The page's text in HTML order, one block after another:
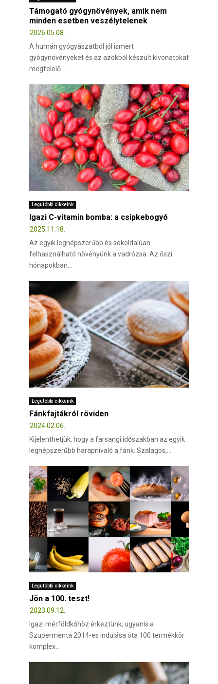
Támogató gyógynövények, amik nem
minden esetben veszélytelenek
2026.05.08.
A humán gyógyászatból jól ismert
gyógynövényeket és az azokból készült kivonatokat
megfelelő...
Legutóbbi cikkeink
Igazi C-vitamin bomba: a csipkebogyó
2025.11.18.
Az egyik legnépszerűbb és sokoldalúan
felhasználható növényünk a vadrózsa. Az őszi
hónapokban...
Legutóbbi cikkeink
Fánkfajtákról röviden
2024.02.06.
Kijelenthetjük, hogy a farsangi időszakban az egyik
legnépszerűbb harapnivaló a fánk. Szalagos,...
Legutóbbi cikkeink
Jön a 100. teszt!
2023.09.12.
Igazi mérföldkőhöz érkeztünk, ugyanis a
Szupermenta 2014-es indulása óta 100 termékkör
komplex...